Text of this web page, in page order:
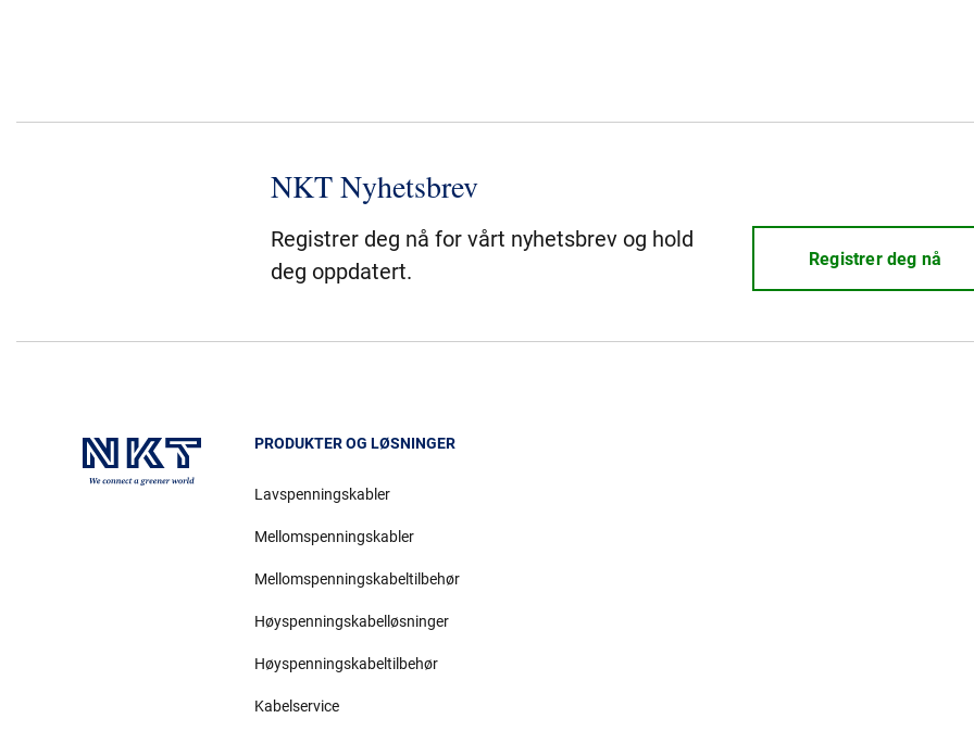
NKT Nyhetsbrev
Registrer deg nå for vårt nyhetsbrev og hold
deg oppdatert.
Registrer deg nå
PRODUKTER OG LØSNINGER
Lavspenningskabler
Mellomspenningskabler
Mellomspenningskabeltilbehør
Høyspenningskabelløsninger
Høyspenningskabeltilbehør
Kabelservice